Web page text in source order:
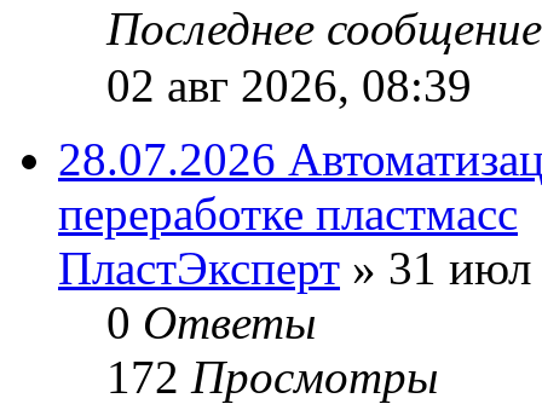
Последнее
02 авг 2026, 08:39
28.07.2026
переработке пластмасс
ПластЭксперт » 31 июл
0 Ответы
172 Просмотры